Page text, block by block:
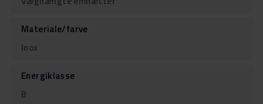
Materiale/farve
Inox
Energiklasse
B